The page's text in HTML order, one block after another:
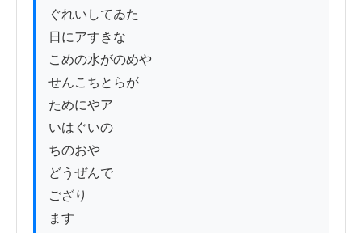
ぐれいしてゐた
日にアすきな
こめの水がのめや
せんこちとらが
ためにやア
いはぐいの
ちのおや
どうぜんで
ござり
ます